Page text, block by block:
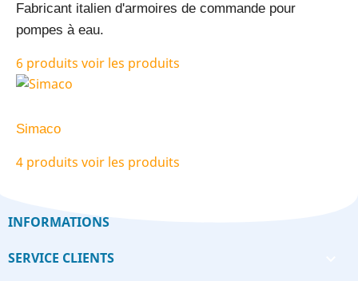
Fabricant italien d'armoires de commande pour
pompes à eau.
6 produits voir les produits
Simaco
4 produits voir les produits
INFORMATIONS
SERVICE CLIENTS